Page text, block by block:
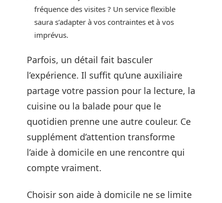
fréquence des visites ? Un service flexible
saura s’adapter à vos contraintes et à vos
imprévus.
Parfois, un détail fait basculer
l’expérience. Il suffit qu’une auxiliaire
partage votre passion pour la lecture, la
cuisine ou la balade pour que le
quotidien prenne une autre couleur. Ce
supplément d’attention transforme
l’aide à domicile en une rencontre qui
compte vraiment.
Choisir son aide à domicile ne se limite